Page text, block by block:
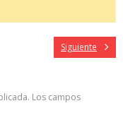
Siguiente
Los campos